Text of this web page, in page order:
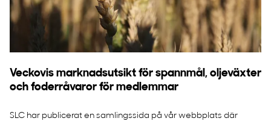
Veckovis marknadsutsikt för spannmål, oljeväxter
och foderråvaror för medlemmar
SLC har publicerat en samlingssida på vår webbplats där